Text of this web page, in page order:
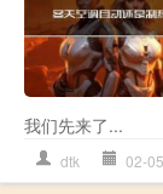
我们先来了...
dtk 02-05